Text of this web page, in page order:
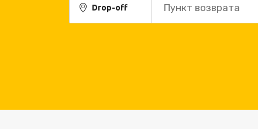
Drop-off Пункт возврата